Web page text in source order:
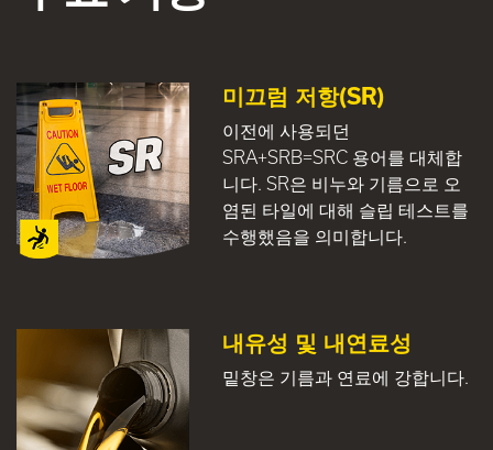
미끄럼 저항(SR)
이전에 사용되던
SRA+SRB=SRC 용어를 대체합
니다. SR은 비누와 기름으로 오
염된 타일에 대해 슬립 테스트를
수행했음을 의미합니다.
내유성 및 내연료성
밑창은 기름과 연료에 강합니다.